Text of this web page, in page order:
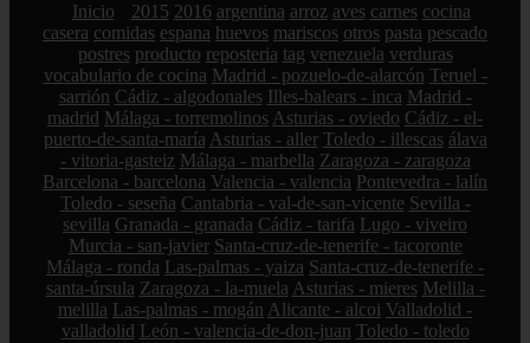
Inicio 2015 2016 argentina arroz aves carnes cocina
casera comidas espana huevos mariscos otros pasta pescado
postres producto reposteria tag venezuela verduras
vocabulario de cocina Madrid - pozuelo-de-alarcón Teruel -
sarrión Cádiz - algodonales Illes-balears - inca Madrid -
madrid Málaga - torremolinos Asturias - oviedo Cádiz - el-
puerto-de-santa-maría Asturias - aller Toledo - illescas álava
- vitoria-gasteiz Málaga - marbella Zaragoza - zaragoza
Barcelona - barcelona Valencia - valencia Pontevedra - lalín
Toledo - seseña Cantabria - val-de-san-vicente Sevilla -
sevilla Granada - granada Cádiz - tarifa Lugo - viveiro
Murcia - san-javier Santa-cruz-de-tenerife - tacoronte
Málaga - ronda Las-palmas - yaiza Santa-cruz-de-tenerife -
santa-úrsula Zaragoza - la-muela Asturias - mieres Melilla -
melilla Las-palmas - mogán Alicante - alcoi Valladolid -
valladolid León - valencia-de-don-juan Toledo - toledo